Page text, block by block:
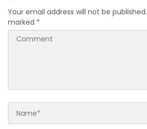
Your email address will not be published.
marked *